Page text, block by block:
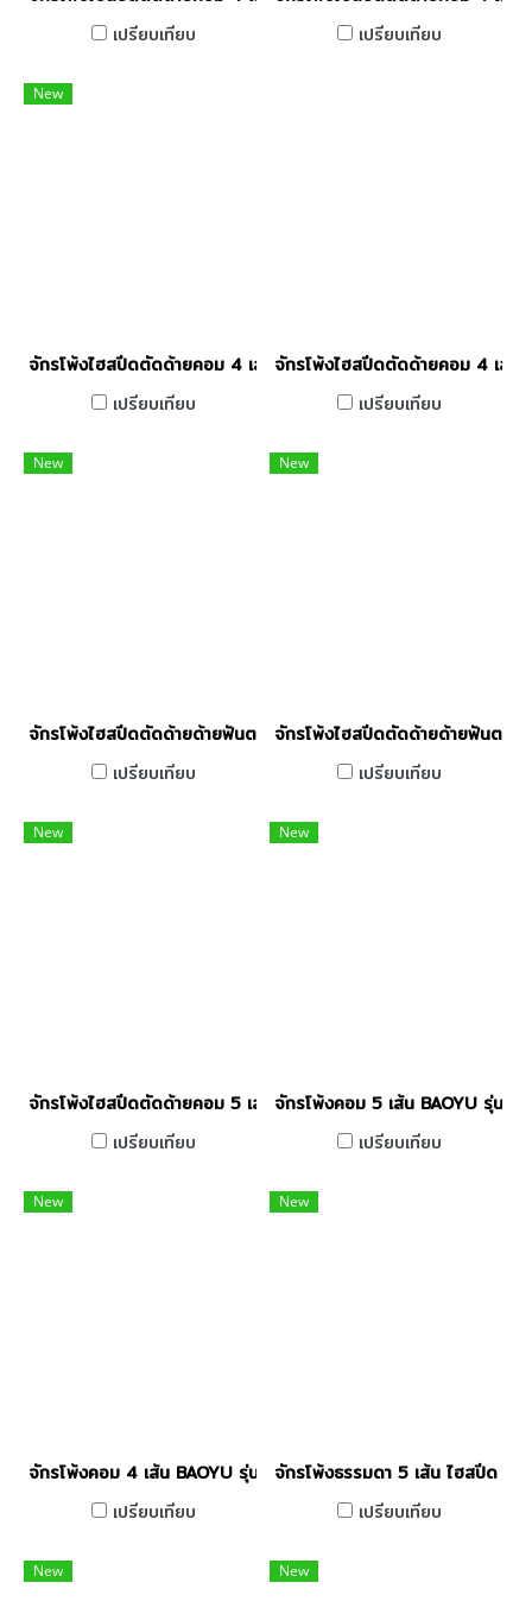
เปรียบเทียบ
เปรียบเทียบ
New
จักรโพ้งไฮสปีดตัดด้ายคอม 4 เส้น ระบบ IOT JACK รุ่น C7+-4-
เปรียบเทียบ
จักรโพ้งไฮสปีดตัดด้ายคอม 4 เส้
เปรียบเทียบ
New
จักรโพ้งไฮสปีดตัดด้ายด้ายฟันตะกุยคอม 4 เส้น JACK รุ่น C5T-4-
เปรียบเทียบ
New
จักรโพ้งไฮสปีดตัดด้ายด้ายฟันตะ
เปรียบเทียบ
New
จักรโพ้งไฮสปีดตัดด้ายคอม 5 เส้น JACK รุ่น C7-5-03/333
เปรียบเทียบ
New
จักรโพ้งคอม 5 เส้น BAOYU รุ่น
เปรียบเทียบ
New
จักรโพ้งคอม 4 เส้น BAOYU รุ่น BML-900D-4
เปรียบเทียบ
New
จักรโพ้งธรรมดา 5 เส้น ไฮสปีด
เปรียบเทียบ
New New